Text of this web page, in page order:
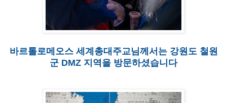
바르톨로메오스 세계총대주교님께서는 강원도 철원
군 DMZ 지역을 방문하셨습니다